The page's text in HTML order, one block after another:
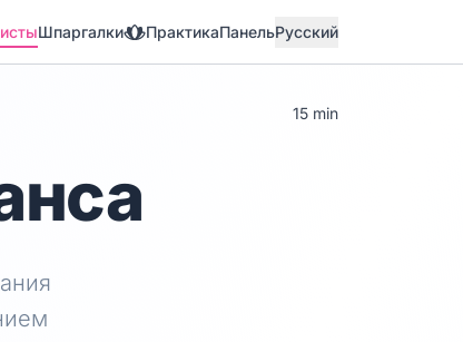
Шпаргалки ПрактикаПанельРусский
15 min